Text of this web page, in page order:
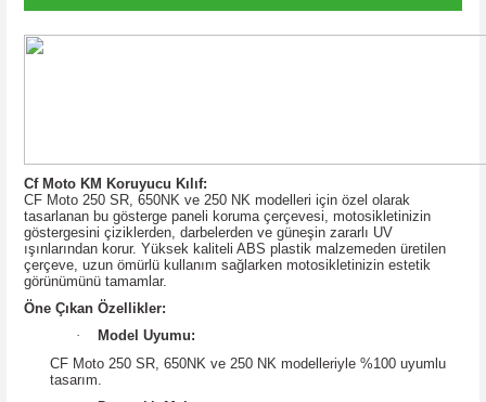
Cf Moto KM Koruyucu Kılıf:
CF Moto 250 SR, 650NK ve 250 NK modelleri için özel olarak
tasarlanan bu gösterge paneli koruma çerçevesi, motosikletinizin
göstergesini çiziklerden, darbelerden ve güneşin zararlı UV
ışınlarından korur. Yüksek kaliteli ABS plastik malzemeden üretilen
çerçeve, uzun ömürlü kullanım sağlarken motosikletinizin estetik
görünümünü tamamlar.
Öne Çıkan Özellikler:
·
Model Uyumu:
CF Moto 250 SR, 650NK ve 250 NK modelleriyle %100 uyumlu
tasarım.